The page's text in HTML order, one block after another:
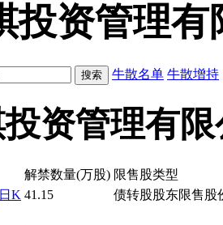
投资管理有
牛散名单 牛散增持
资管理有限
解禁数量(万股) 限售股类型
日K 41.15 债转股股东限售股